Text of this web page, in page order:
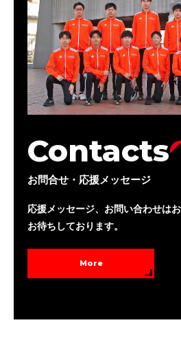
Contacts
お問合せ・応援メッセージ
応援メッセージ、お問い合わせはお
お待ちしております。
More